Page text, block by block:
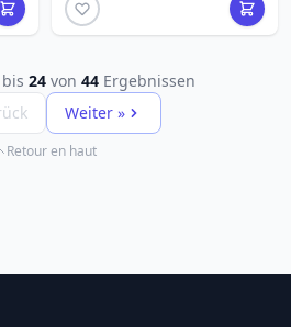
bis 24 von 44 Ergebnissen
Weiter »
Retour en haut